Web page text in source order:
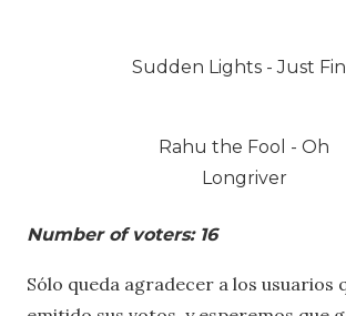
Sudden Lights - Just
Rahu the Fool - Oh
Longriver
Number of voters: 16
Sólo queda agradecer a los usuarios